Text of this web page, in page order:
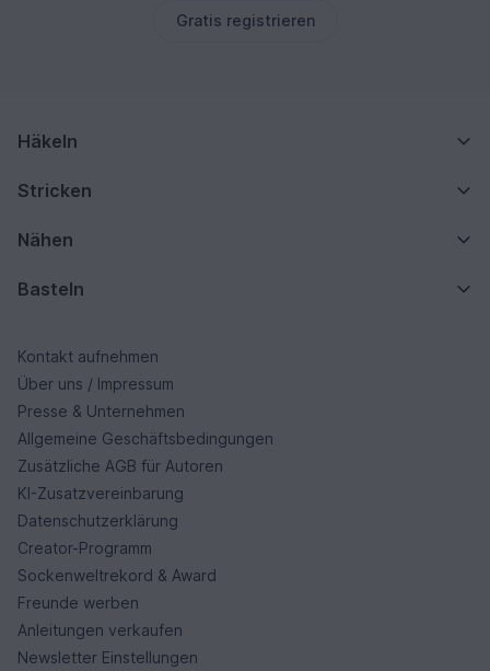
Gratis registrieren
Häkeln
Stricken
Nähen
Basteln
Kontakt aufnehmen
Über uns / Impressum
Presse & Unternehmen
Allgemeine Geschäftsbedingungen
Zusätzliche AGB für Autoren
KI-Zusatzvereinbarung
Datenschutzerklärung
Creator-Programm
Sockenweltrekord & Award
Freunde werben
Anleitungen verkaufen
Newsletter Einstellungen